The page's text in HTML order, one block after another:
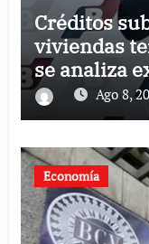
Créditos
viviendas
se analiza
Ago 8,
Economía